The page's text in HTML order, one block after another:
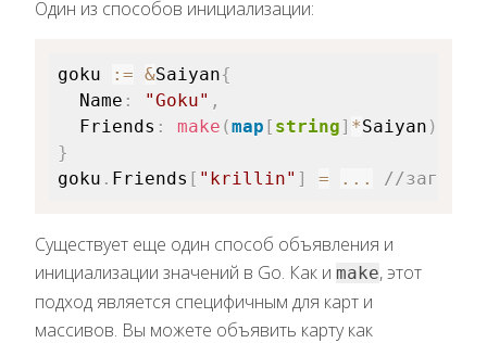
Один из способов инициализации:
goku := &Saiyan{
  Name
: "Goku" ,
  Friends
: make (map [ string] *Saiyan )
}
goku . Friends [ "krillin" ] = ... //
Существует еще один способ объявления и
инициализации значений в Go. Как и make, этот
подход является специфичным для карт и
массивов. Вы можете объявить карту как